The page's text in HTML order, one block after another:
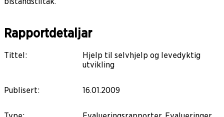
Rapportdetaljar
Tittel:
Hjelp til selvhjelp og levedyktig
utvikling
Publisert: 16.01.2009